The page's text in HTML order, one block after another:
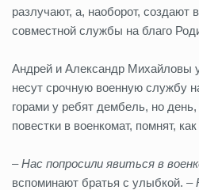
разлучают, а, наоборот, создают
совместной службы на благо
Андрей и Александр Михайловы
несут срочную военную службу
горами у ребят дембель, но
повестки в военкомат, помнят,
–Нас попросили явиться в
вспоминают братья с улыбкой. –